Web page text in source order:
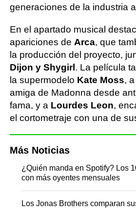
generaciones de la industria
En el apartado musical
apariciones de Arca, que
la producción del proyecto,
Dijon y Shygirl. La película
la supermodelo Kate Moss, a
amiga de Madonna desde
fama, y a Lourdes Leon,
el cortometraje con una de
Más Noticias
¿Quién manda en Spotify? Los
con más oyentes mensuales
Los Jonas Brothers comparan